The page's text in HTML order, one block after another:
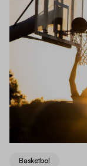
Basketbol